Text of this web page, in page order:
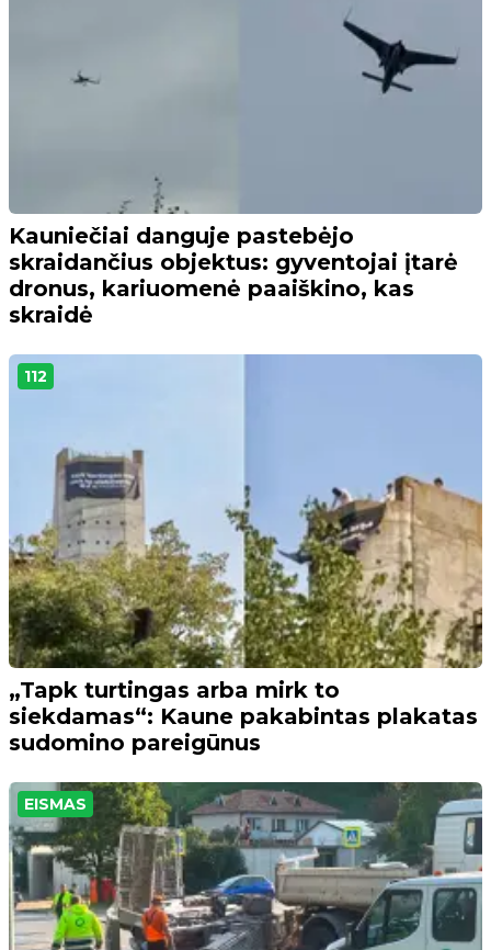
Kauniečiai danguje pastebėjo
skraidančius objektus: gyventojai įtarė
dronus, kariuomenė paaiškino, kas
skraidė
112
„Tapk turtingas arba mirk to
siekdamas“: Kaune pakabintas plakatas
sudomino pareigūnus
EISMAS